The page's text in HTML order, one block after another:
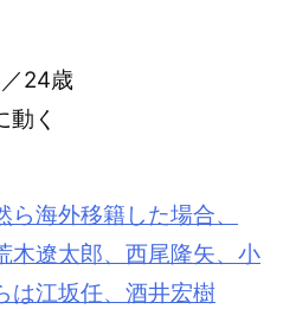
24歳
く
ら海外移籍した場合、
木遼太郎、西尾隆矢、小
は江坂任、酒井宏樹